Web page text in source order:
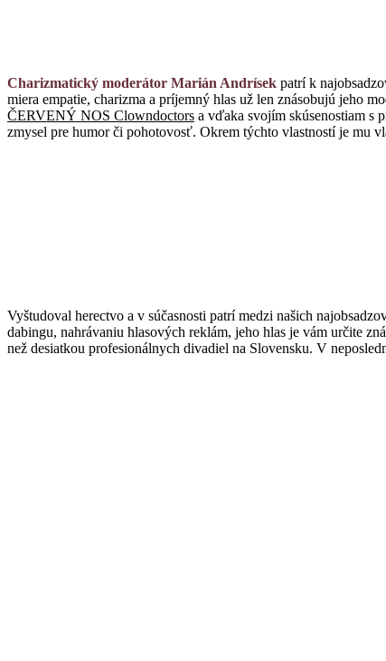
Charizmatický moderátor Marián Andrísek patrí k
miera empatie, charizma a príjemný hlas už len znásobujú jeho
ČERVENÝ NOS Clowndoctors a vďaka svojím skúsenostiam s
zmysel pre humor či pohotovosť. Okrem týchto vlastností je mu
Vyštudoval herectvo a v súčasnosti patrí medzi našich
dabingu, nahrávaniu hlasových reklám, jeho hlas je vám určite
než desiatkou profesionálnych divadiel na Slovensku. V